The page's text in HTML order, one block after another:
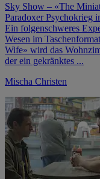
Sky Show – «The
Paradoxer Psychokrieg
Ein folgenschweres
Wesen im
Wife» wird das
der ein gekränktes ...
Mischa Christen